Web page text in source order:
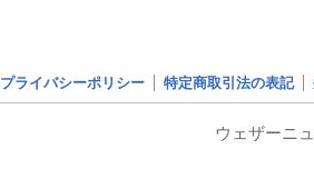
プライバシーポリシー 特定商取引法の表記
ウェザーニ